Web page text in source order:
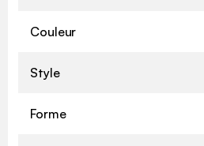
Couleur
Style
Forme